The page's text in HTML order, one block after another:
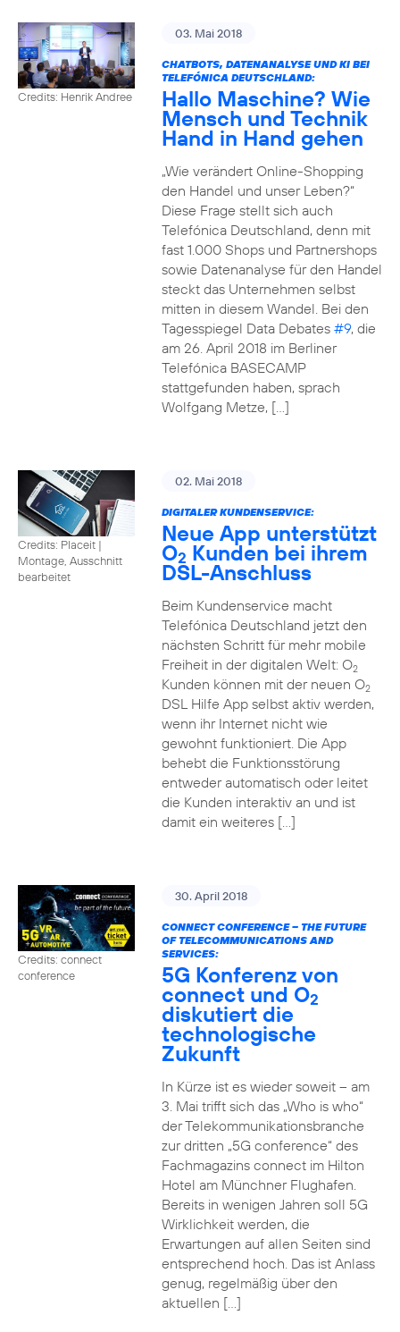
Credits: Henrik Andree
03. Mai 2018
CHATBOTS, DATENANALYSE UND KI BEI
TELEFÓNICA DEUTSCHLAND:
Hallo Maschine? Wie
Mensch und Technik
Hand in Hand gehen
„Wie verändert Online-Shopping
den Handel und unser Leben?“
Diese Frage stellt sich auch
Telefónica Deutschland, denn mit
fast 1.000 Shops und Partnershops
sowie Datenanalyse für den Handel
steckt das Unternehmen selbst
mitten in diesem Wandel. Bei den
Tagesspiegel Data Debates #9, die
am 26. April 2018 im Berliner
Telefónica BASECAMP
stattgefunden haben, sprach
Wolfgang Metze, […]
Credits: Placeit |
Montage, Ausschnitt
bearbeitet
02. Mai 2018
DIGITALER KUNDENSERVICE:
Neue App unterstützt
O2 Kunden bei ihrem
DSL-Anschluss
Beim Kundenservice macht
Telefónica Deutschland jetzt den
nächsten Schritt für mehr mobile
Freiheit in der digitalen Welt: O2
Kunden können mit der neuen O2
DSL Hilfe App selbst aktiv werden,
wenn ihr Internet nicht wie
gewohnt funktioniert. Die App
behebt die Funktionsstörung
entweder automatisch oder leitet
die Kunden interaktiv an und ist
damit ein weiteres […]
Credits: connect
conference
30. April 2018
CONNECT CONFERENCE – THE FUTURE
OF TELECOMMUNICATIONS AND
SERVICES:
5G Konferenz von
connect und O2
diskutiert die
technologische
Zukunft
In Kürze ist es wieder soweit – am
3. Mai trifft sich das „Who is who“
der Telekommunikationsbranche
zur dritten „5G conference“ des
Fachmagazins connect im Hilton
Hotel am Münchner Flughafen.
Bereits in wenigen Jahren soll 5G
Wirklichkeit werden, die
Erwartungen auf allen Seiten sind
entsprechend hoch. Das ist Anlass
genug, regelmäßig über den
aktuellen […]